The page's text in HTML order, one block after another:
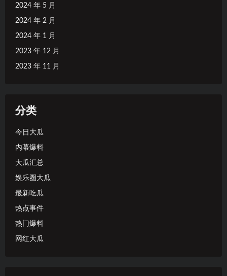
2024 年 5 月
2024 年 2 月
2024 年 1 月
2023 年 12 月
2023 年 11 月
分类
今日大瓜
内幕爆料
大瓜汇总
娱乐圈大瓜
最新吃瓜
热点事件
热门爆料
网红大瓜